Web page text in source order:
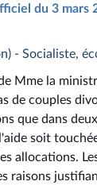
du 3 mars
- Socialiste,
Mme la
de couples
que dans
soit
allocations.
raisons